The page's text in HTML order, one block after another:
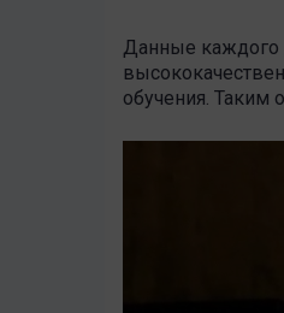
Данные каждого
обучения. Таким